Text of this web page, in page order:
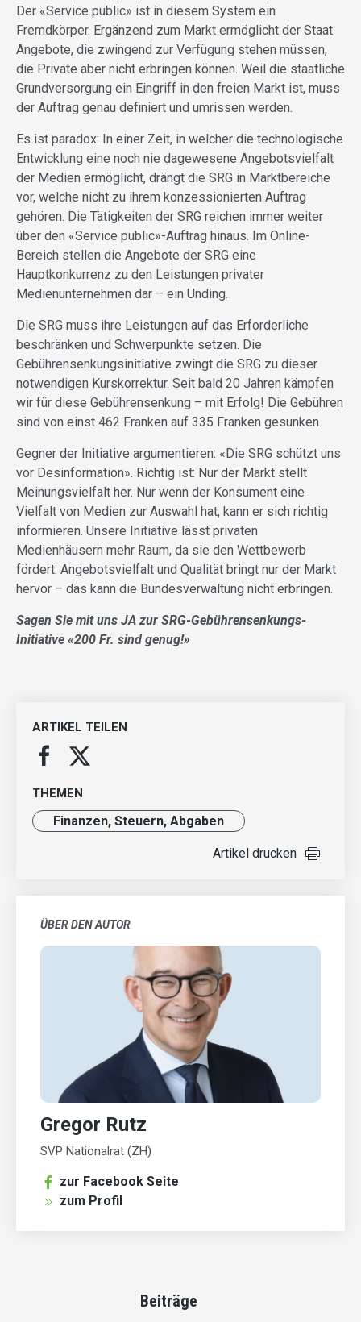
Der «Service public» ist in diesem System ein
Fremdkörper. Ergänzend zum Markt ermöglicht der Staat
Angebote, die zwingend zur Verfügung stehen müssen,
die Private aber nicht erbringen können. Weil die staatliche
Grundversorgung ein Eingriff in den freien Markt ist, muss
der Auftrag genau definiert und umrissen werden.
Es ist paradox: In einer Zeit, in welcher die technologische
Entwicklung eine noch nie dagewesene Angebotsvielfalt
der Medien ermöglicht, drängt die SRG in Marktbereiche
vor, welche nicht zu ihrem konzessionierten Auftrag
gehören. Die Tätigkeiten der SRG reichen immer weiter
über den «Service public»-Auftrag hinaus. Im Online-
Bereich stellen die Angebote der SRG eine
Hauptkonkurrenz zu den Leistungen privater
Medienunternehmen dar – ein Unding.
Die SRG muss ihre Leistungen auf das Erforderliche
beschränken und Schwerpunkte setzen. Die
Gebührensenkungsinitiative zwingt die SRG zu dieser
notwendigen Kurskorrektur. Seit bald 20 Jahren kämpfen
wir für diese Gebührensenkung – mit Erfolg! Die Gebühren
sind von einst 462 Franken auf 335 Franken gesunken.
Gegner der Initiative argumentieren: «Die SRG schützt uns
vor Desinformation». Richtig ist: Nur der Markt stellt
Meinungsvielfalt her. Nur wenn der Konsument eine
Vielfalt von Medien zur Auswahl hat, kann er sich richtig
informieren. Unsere Initiative lässt privaten
Medienhäusern mehr Raum, da sie den Wettbewerb
fördert. Angebotsvielfalt und Qualität bringt nur der Markt
hervor – das kann die Bundesverwaltung nicht erbringen.
Sagen Sie mit uns JA zur SRG-Gebührensenkungs-
Initiative «200 Fr. sind genug!»
ARTIKEL TEILEN
THEMEN
Finanzen, Steuern, Abgaben
Artikel drucken
ÜBER DEN AUTOR
Gregor Rutz
SVP Nationalrat (ZH)
zur Facebook Seite
zum Profil
Beiträge